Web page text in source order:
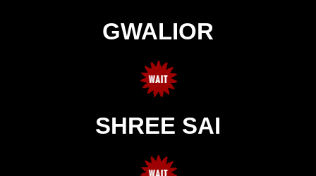
GWALIOR
SHREE SAI